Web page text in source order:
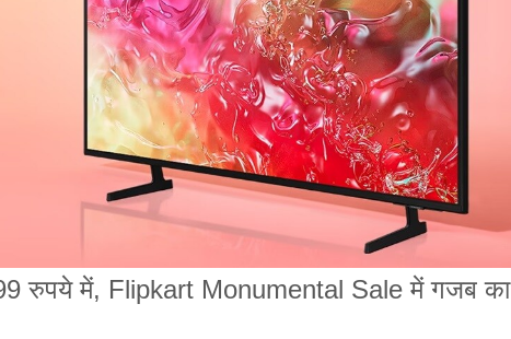
रुपये में, Flipkart Monumental Sale में गजब का